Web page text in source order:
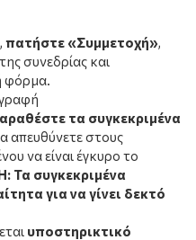
πατήστε «Συμμετοχή»,
συνεδρίας και
φόρμα.
τα συγκεκριμένα
απευθύνετε στους
να είναι έγκυρο το
συγκεκριμένα
για να γίνει δεκτό
υποστηρικτικό